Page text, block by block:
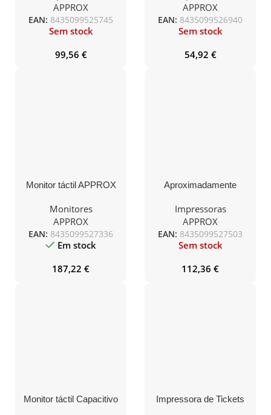
Térmica/ Largura do
papel 80mm/ USB-
RS232-Ethernet/ Branca
APPROX
EAN: 8435099525745
Sem stock
99,56 €
Térmica/ papel largo
58mm/ USB-Bluetooth/
Preta
APPROX
EAN: 8435099526940
Sem stock
54,92 €
Monitor táctil APPROX
Monitores
APPROX
EAN: 8435099527336
Em stock
187,22 €
Aproximadamente
Ticket Printer/ Térmica/
Largura do papel 58 e 80
mm/ USB-WiFi-LAN-
RS232-RJ11/ Preto
Impressoras
APPROX
EAN: 8435099527503
Sem stock
112,36 €
Monitor táctil Capacitivo
Impressora de Tickets